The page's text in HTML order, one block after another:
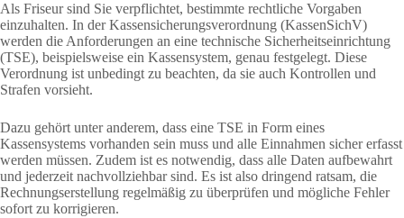
Als Friseur sind Sie verpflichtet, bestimmte rechtliche Vorgaben
einzuhalten. In der Kassen­sicherungs­verordnung (KassenSichV)
werden die Anforderungen an eine technische Sicherheitseinrichtung
(TSE), beispielsweise ein Kassensystem, genau festgelegt. Diese
Verordnung ist unbedingt zu beachten, da sie auch Kontrollen und
Strafen vorsieht.
Dazu gehört unter anderem, dass eine TSE in Form eines
Kassensystems vorhanden sein muss und alle Einnahmen sicher erfasst
werden müssen. Zudem ist es notwendig, dass alle Daten aufbewahrt
und jederzeit nachvollziehbar sind. Es ist also dringend ratsam, die
Rechnungserstellung regelmäßig zu überprüfen und mögliche Fehler
sofort zu korrigieren.